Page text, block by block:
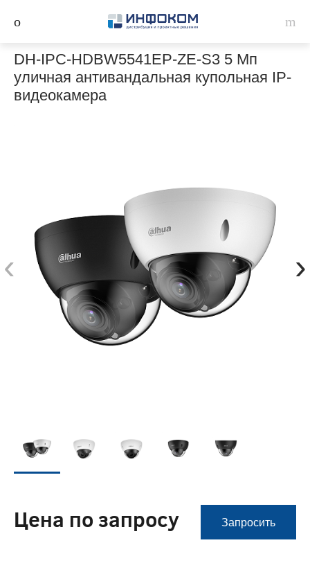
DH-IPC-HDBW5541EP-ZE-S3 5 Мп
уличная антивандальная купольная IP-
видеокамера
‹ ›
Цена по запросу Запросить